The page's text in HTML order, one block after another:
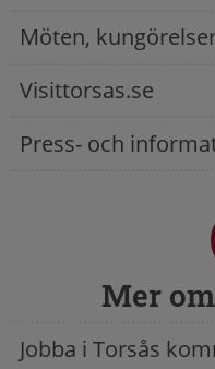
Möten,
Visittorsas.se
Press- och
Mer
Jobba i Torsås